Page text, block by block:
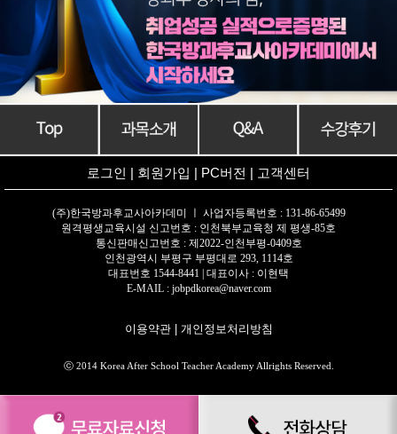
로그인 | 회원가입 | PC버전 | 고객센터
(주)한국방과후교사아카데미 ㅣ 사업자등록번호 : 131-86-65499
원격평생교육시설 신고번호 : 인천북부교육청 제 평생-85호
통신판매신고번호 : 제2022-인천부평-0409호
인천광역시 부평구 부평대로 293, 1114호
대표번호 1544-8441 | 대표이사 : 이현택
E-MAIL : jobpdkorea@naver.com
이용약관| 개인정보처리방침
ⓒ 2014 Korea After School Teacher Academy Allrights Reserved.